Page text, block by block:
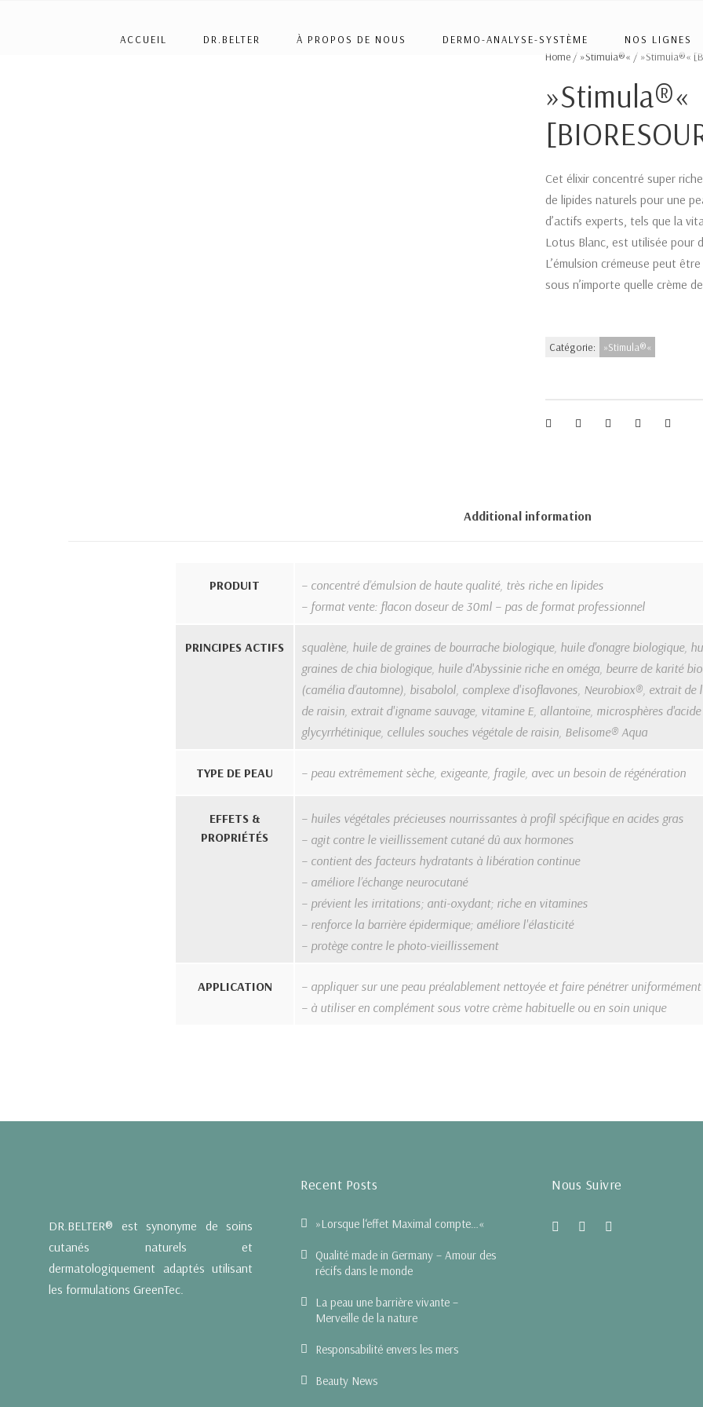
ACCUEIL DR.BELTER À PROPOS DE NOUS DERMO-ANALYSE-SYSTÈME NOS LIGNES
Home / »Stimula®« / »Stimula®«
»Stimula®«
Cet élixir concentré super
de lipides naturels pour une
d’actifs experts, tels que la
Lotus Blanc, est utilisée pour
L’émulsion crémeuse peut
sous n’importe quelle crème
Catégorie: »Stimula®«
Additional information
PRODUIT
– concentré d’émulsion de haute qualité, très riche en lipides
– format vente: flacon doseur de 30ml – pas de format professionnel
PRINCIPES ACTIFS
squalène, huile de graines de bourrache biologique, huile d'onagre biologique,
graines de chia biologique, huile d'Abyssinie riche en oméga, beurre de karité
(camélia d’automne), bisabolol, complexe d'isoflavones, Neurobiox®, extrait
de raisin, extrait d'igname sauvage, vitamine E, allantoïne, microsphères
glycyrrhétinique, cellules souches végétale de raisin, Belisome® Aqua
TYPE DE PEAU – peau extrêmement sèche, exigeante, fragile, avec un besoin de régénération
EFFETS &
PROPRIÉTÉS
– huiles végétales précieuses nourrissantes à profil spécifique en acides gras
– agit contre le vieillissement cutané dû aux hormones
– contient des facteurs hydratants à libération continue
– améliore l’échange neurocutané
– prévient les irritations; anti-oxydant; riche en vitamines
– renforce la barrière épidermique; améliore l'élasticité
– protège contre le photo-vieillissement
APPLICATION
– appliquer sur une peau préalablement nettoyée et faire pénétrer uniformément
– à utiliser en complément sous votre crème habituelle ou en soin unique
DR.BELTER® est synonyme de soins
cutanés naturels et
dermatologiquement adaptés utilisant
les formulations GreenTec.
Recent Posts
»Lorsque l‘effet Maximal compte…«
Qualité made in Germany – Amour des
récifs dans le monde
La peau une barrière vivante –
Merveille de la nature
Responsabilité envers les mers
Beauty News
Nous Suivre